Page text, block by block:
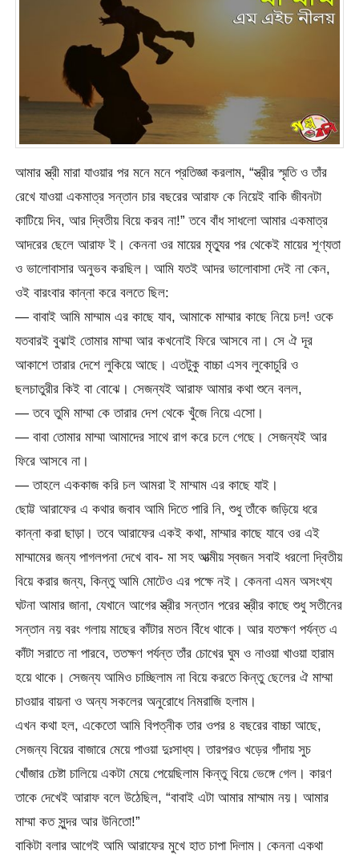
আমার স্ত্রী মারা যাওয়ার পর মনে মনে প্রতিজ্ঞা করলাম, “স্ত্রীর স্মৃতি ও তাঁর
রেখে যাওয়া একমাত্র সন্তান চার বছরের আরাফ কে নিয়েই বাকি জীবনটা
কাটিয়ে দিব, আর দ্বিতীয় বিয়ে করব না!” তবে বাঁধ সাধলো আমার একমাত্র
আদরের ছেলে আরাফ ই। কেননা ওর মায়ের মৃত্যুর পর থেকেই মায়ের শূণ্যতা
ও ভালোবাসার অনুভব করছিল। আমি যতই আদর ভালোবাসা দেই না কেন,
ওই বারংবার কান্না করে বলতে ছিল:
— বাবাই আমি মাম্মাম এর কাছে যাব, আমাকে মাম্মার কাছে নিয়ে চল! ওকে
যতবারই বুঝাই তোমার মাম্মা আর কখনোই ফিরে আসবে না। সে ঐ দূর
আকাশে তারার দেশে লুকিয়ে আছে। এতটুকু বাচ্চা এসব লুকোচুরি ও
ছলচাতুরীর কিই বা বোঝে। সেজন্যই আরাফ আমার কথা শুনে বলল,
— তবে তুমি মাম্মা কে তারার দেশ থেকে খুঁজে নিয়ে এসো।
— বাবা তোমার মাম্মা আমাদের সাথে রাগ করে চলে গেছে। সেজন্যই আর
ফিরে আসবে না।
— তাহলে এককাজ করি চল আমরা ই মাম্মাম এর কাছে যাই।
ছোট্ট আরাফের এ কথার জবাব আমি দিতে পারি নি, শুধু তাঁকে জড়িয়ে ধরে
কান্না করা ছাড়া। তবে আরাফের একই কথা, মাম্মার কাছে যাবে ওর এই
মাম্মামের জন্য পাগলপনা দেখে বাব- মা সহ আত্মীয় স্বজন সবাই ধরলো দ্বিতীয়
বিয়ে করার জন্য, কিন্তু আমি মোটেও এর পক্ষে নই। কেননা এমন অসংখ্য
ঘটনা আমার জানা, যেখানে আগের স্ত্রীর সন্তান পরের স্ত্রীর কাছে শুধু সতীনের
সন্তান নয় বরং গলায় মাছের কাঁটার মতন বিঁধে থাকে। আর যতক্ষণ পর্যন্ত এ
কাঁটা সরাতে না পারবে, ততক্ষণ পর্যন্ত তাঁর চোখের ঘুম ও নাওয়া খাওয়া হারাম
হয়ে থাকে। সেজন্য আমিও চাচ্ছিলাম না বিয়ে করতে কিন্তু ছেলের ঐ মাম্মা
চাওয়ার বায়না ও অন্য সকলের অনুরোধে নিমরাজি হলাম।
এখন কথা হল, একেতো আমি বিপত্নীক তার ওপর ৪ বছরের বাচ্চা আছে,
সেজন্য বিয়ের বাজারে মেয়ে পাওয়া দুঃসাধ্য। তারপরও খড়ের গাঁদায় সুচ
খোঁজার চেষ্টা চালিয়ে একটা মেয়ে পেয়েছিলাম কিন্তু বিয়ে ভেঙ্গে গেল। কারণ
তাকে দেখেই আরাফ বলে উঠেছিল, “বাবাই এটা আমার মাম্মাম নয়। আমার
মাম্মা কত সুন্দর আর উনিতো!”
বাকিটা বলার আগেই আমি আরাফের মুখে হাত চাপা দিলাম। কেননা একথা